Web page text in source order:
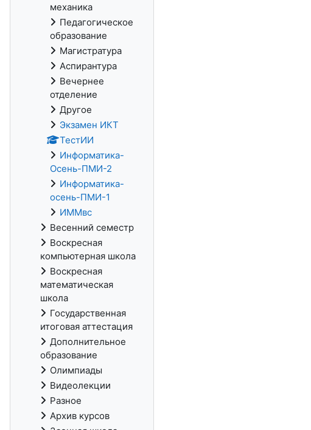
механика
Педагогическое
образование
Магистратура
Аспирантура
Вечернее
отделение
Другое
Экзамен ИКТ
ТестИИ
Информатика-
Осень-ПМИ-2
Информатика-
осень-ПМИ-1
ИММвс
Весенний семестр
Воскресная
компьютерная школа
Воскресная
математическая
школа
Государственная
итоговая аттестация
Дополнительное
образование
Олимпиады
Видеолекции
Разное
Архив курсов